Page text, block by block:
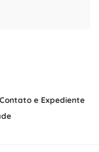
Contato e Expediente